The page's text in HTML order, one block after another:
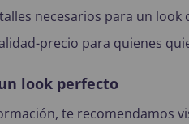
necesarios para un look
precio para quienes
look perfecto
te recomendamos